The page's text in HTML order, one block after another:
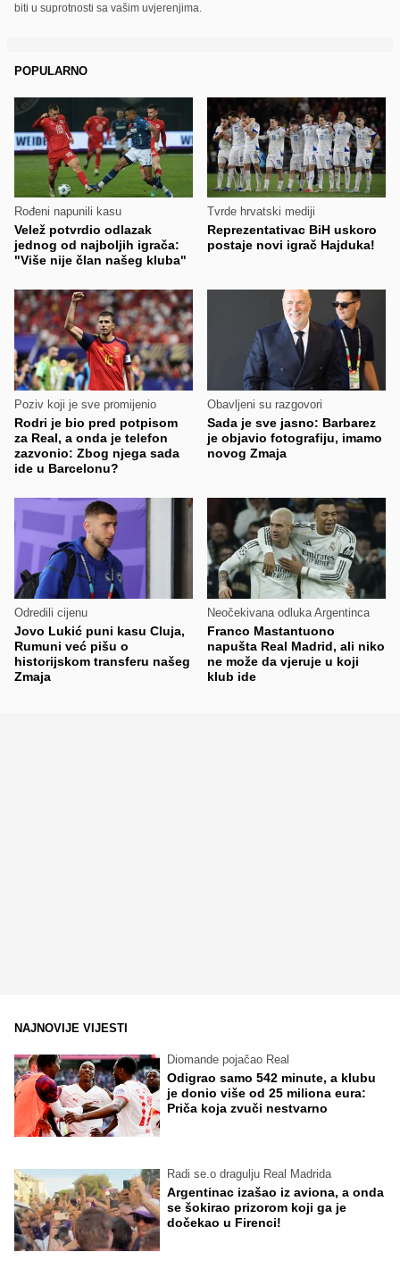
biti u suprotnosti sa vašim uvjerenjima.
POPULARNO
Rođeni napunili kasu
Velež potvrdio odlazak
jednog od najboljih igrača:
"Više nije član našeg kluba"
Tvrde hrvatski mediji
Reprezentativac BiH uskoro
postaje novi igrač Hajduka!
Poziv koji je sve promijenio
Rodri je bio pred potpisom
za Real, a onda je telefon
zazvonio: Zbog njega sada
ide u Barcelonu?
Obavljeni su razgovori
Sada je sve jasno: Barbarez
je objavio fotografiju, imamo
novog Zmaja
Odredili cijenu
Jovo Lukić puni kasu Cluja,
Rumuni već pišu o
historijskom transferu našeg
Zmaja
Neočekivana odluka Argentinca
Franco Mastantuono
napušta Real Madrid, ali niko
ne može da vjeruje u koji
klub ide
NAJNOVIJE VIJESTI
Diomande pojačao Real
Odigrao samo 542 minute, a klubu
je donio više od 25 miliona eura:
Priča koja zvuči nestvarno
Radi se.o dragulju Real Madrida
Argentinac izašao iz aviona, a onda
se šokirao prizorom koji ga je
dočekao u Firenci!